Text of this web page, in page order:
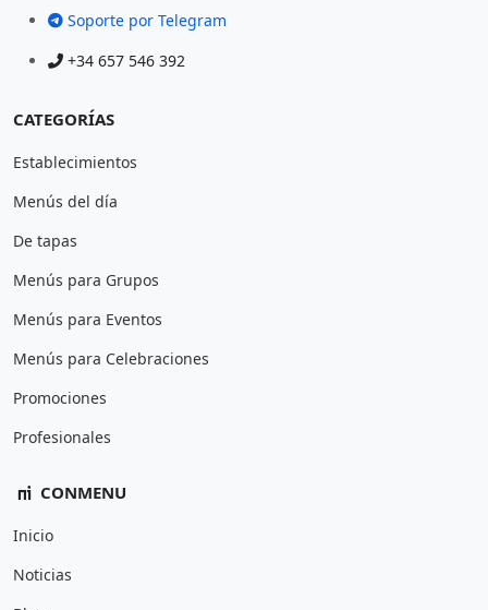
Soporte por Telegram
+34 657 546 392
CATEGORÍAS
Establecimientos
Menús del día
De tapas
Menús para Grupos
Menús para Eventos
Menús para Celebraciones
Promociones
Profesionales
CONMENU
Inicio
Noticias